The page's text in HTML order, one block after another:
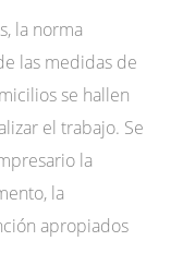
la norma
las medidas de
se hallen
el trabajo. Se
la
la
apropiados